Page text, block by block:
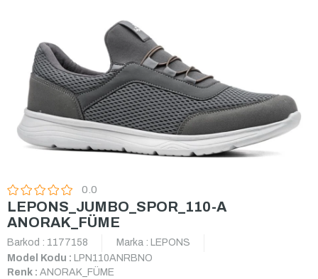
0.0
LEPONS_JUMBO_SPOR_110-A
ANORAK_FÜME
Barkod : 1177158 Marka : LEPONS
Model Kodu : LPN110ANRBNO
Renk : ANORAK_FÜME